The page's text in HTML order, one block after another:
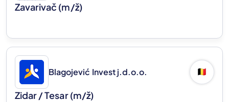
Zavarivač (m/ž)
Blagojević Invest j.d.o.o. 🇧🇪
Zidar / Tesar(m/ž)